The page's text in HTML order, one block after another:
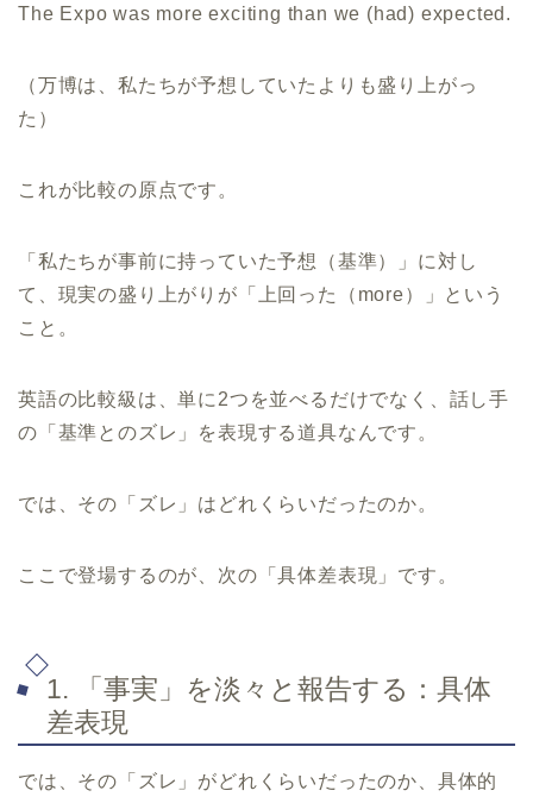
The Expo was more exciting than we (had) expected.
（万博は、私たちが予想していたよりも盛り上がっ
た）
これが比較の原点です。
「私たちが事前に持っていた予想（基準）」に対し
て、現実の盛り上がりが「上回った（more）」という
こと。
英語の比較級は、単に2つを並べるだけでなく、話し手
の「基準とのズレ」を表現する道具なんです。
では、その「ズレ」はどれくらいだったのか。
ここで登場するのが、次の「具体差表現」です。
1. 「事実」を淡々と報告する：具体
差表現
では、その「ズレ」がどれくらいだったのか、具体的